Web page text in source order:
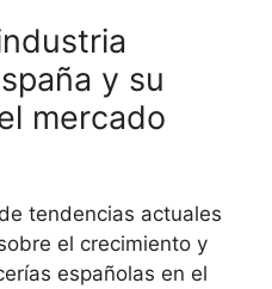
y su
mercado
tendencias actuales
el crecimiento y
españolas en el